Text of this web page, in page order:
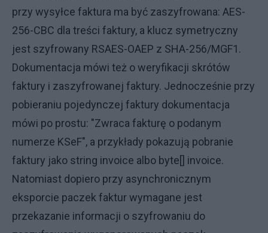
przy wysyłce faktura ma być zaszyfrowana: AES-
256-CBC dla treści faktury, a klucz symetryczny
jest szyfrowany RSAES-OAEP z SHA-256/MGF1.
Dokumentacja mówi też o weryfikacji skrótów
faktury i zaszyfrowanej faktury. Jednocześnie przy
pobieraniu pojedynczej faktury dokumentacja
mówi po prostu: "Zwraca fakturę o podanym
numerze KSeF", a przykłady pokazują pobranie
faktury jako string invoice albo byte[] invoice.
Natomiast dopiero przy asynchronicznym
eksporcie paczek faktur wymagane jest
przekazanie informacji o szyfrowaniu do